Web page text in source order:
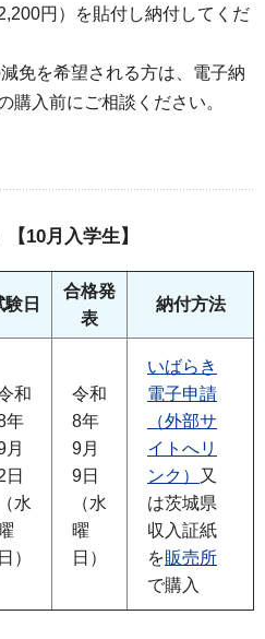
円）を貼付し納付してくだ
免を希望される方は、電子納
購入前にご相談ください。
10月入学生】
験日
合格発
表
納付方法
和
年
月
日
（水
日）
令和
8年
9月
9日
（水
曜
日）
いばらき
電子申請
（外部サ
イトへリ
ンク）
又
は茨城県
収入証紙
を販売所
で購入